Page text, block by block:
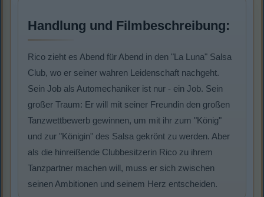
Handlung und Filmbeschreibung:
Rico zieht es Abend für Abend in den "La Luna" Salsa
Club, wo er seiner wahren Leidenschaft nachgeht.
Sein Job als Automechaniker ist nur - ein Job. Sein
großer Traum: Er will mit seiner Freundin den großen
Tanzwettbewerb gewinnen, um mit ihr zum "König"
und zur "Königin" des Salsa gekrönt zu werden. Aber
als die hinreißende Clubbesitzerin Rico zu ihrem
Tanzpartner machen will, muss er sich zwischen
seinen Ambitionen und seinem Herz entscheiden.